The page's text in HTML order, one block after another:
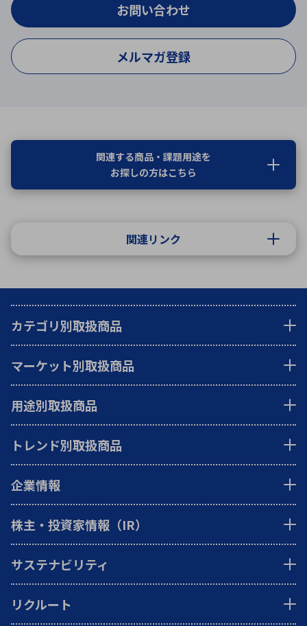
お問い合わせ
メルマガ登録
関連する商品・課題用途を
お探しの方はこちら
関連リンク
カテゴリ別取扱商品
マーケット別取扱商品
用途別取扱商品
トレンド別取扱商品
企業情報
株主・投資家情報（IR）
サステナビリティ
リクルート